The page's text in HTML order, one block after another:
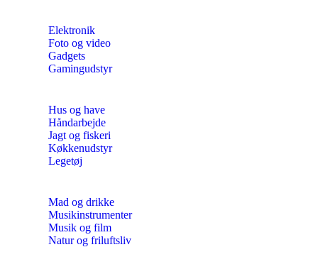
Elektronik
Foto og video
Gadgets
Gamingudstyr
Hus og have
Håndarbejde
Jagt og fiskeri
Køkkenudstyr
Legetøj
Mad og drikke
Musikinstrumenter
Musik og film
Natur og friluftsliv